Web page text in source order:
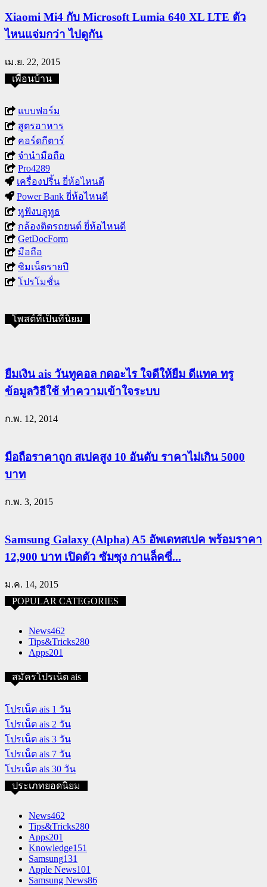
Xiaomi Mi4 กับ Microsoft Lumia 640 XL LTE ตัว
ไหนแจ่มกว่า ไปดูกัน
เม.ย. 22, 2015
เพื่อนบ้าน
แบบฟอร์ม
สูตรอาหาร
คอร์ดกีตาร์
จำนำมือถือ
Pro4289
เครื่องปริ้น ยี่ห้อไหนดี
Power Bank ยี่ห้อไหนดี
หูฟังบลูทูธ
กล้องติดรถยนต์ ยี่ห้อไหนดี
GetDocForm
มือถือ
ซิมเน็ตรายปี
โปรโมชั่น
โพสต์ที่เป็นที่นิยม
ยืมเงิน ais วันทูคอล กดอะไร ใจดีให้ยืม ดีแทค ทรู
ข้อมูลวิธีใช้ ทำความเข้าใจระบบ
ก.พ. 12, 2014
มือถือราคาถูก สเปคสูง 10 อันดับ ราคาไม่เกิน 5000
บาท
ก.พ. 3, 2015
Samsung Galaxy (Alpha) A5 อัพเดทสเปค พร้อมราคา
12,900 บาท เปิดตัว ซัมซุง กาแล็คซี่...
ม.ค. 14, 2015
POPULAR CATEGORIES
News462
Tips&Tricks280
Apps201
สมัครโปรเน็ต ais
โปรเน็ต ais 1 วัน
โปรเน็ต ais 2 วัน
โปรเน็ต ais 3 วัน
โปรเน็ต ais 7 วัน
โปรเน็ต ais 30 วัน
ประเภทยอดนิยม
News462
Tips&Tricks280
Apps201
Knowledge151
Samsung131
Apple News101
Samsung News86